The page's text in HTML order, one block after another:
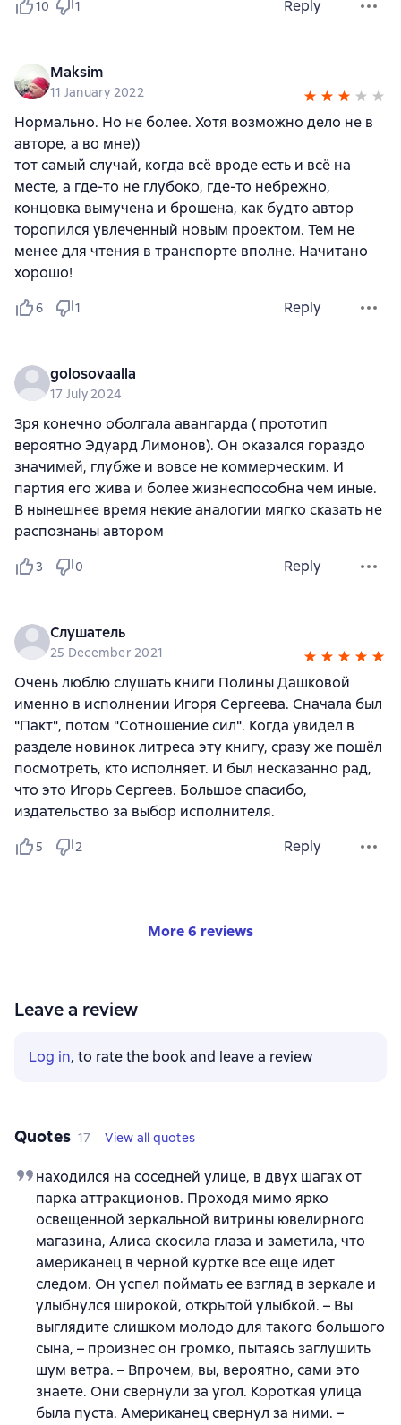
10 1 Reply
Maksim
11 January 2022
Нормально. Но не более. Хотя возможно дело не в
авторе, а во мне))
тот самый случай, когда всё вроде есть и всё на
месте, а где-то не глубоко, где-то небрежно,
концовка вымучена и брошена, как будто автор
торопился увлеченный новым проектом. Тем не
менее для чтения в транспорте вполне. Начитано
хорошо!
6 1 Reply
golosovaalla
17 July 2024
Зря конечно оболгала авангарда ( прототип
вероятно Эдуард Лимонов). Он оказался гораздо
значимей, глубже и вовсе не коммерческим. И
партия его жива и более жизнеспособна чем иные.
В нынешнее время некие аналогии мягко сказать не
распознаны автором
3 0 Reply
Слушатель
25 December 2021
Очень люблю слушать книги Полины Дашковой
именно в исполнении Игоря Сергеева. Сначала был
"Пакт", потом "Сотношение сил". Когда увидел в
разделе новинок литреса эту книгу, сразу же пошёл
посмотреть, кто исполняет. И был несказанно рад,
что это Игорь Сергеев. Большое спасибо,
издательство за выбор исполнителя.
5 2 Reply
More 6 reviews
Leave a review
Log in, to rate the book and leave a review
Quotes 17 View all quotes
находился на соседней улице, в двух шагах от
парка аттракционов. Проходя мимо ярко
освещенной зеркальной витрины ювелирного
магазина, Алиса скосила глаза и заметила, что
американец в черной куртке все еще идет
следом. Он успел поймать ее взгляд в зеркале и
улыбнулся широкой, открытой улыбкой. – Вы
выглядите слишком молодо для такого большого
сына, – произнес он громко, пытаясь заглушить
шум ветра. – Впрочем, вы, вероятно, сами это
знаете. Они свернули за угол. Короткая улица
была пуста. Американец свернул за ними. –